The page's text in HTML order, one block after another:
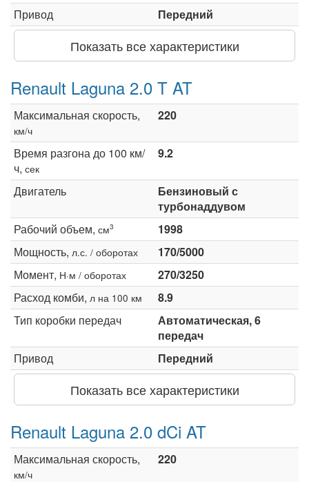
Привод
Передний
Показать все характеристики
Renault Laguna 2.0 T AT
Максимальная скорость,
км/ч
220
Время разгона до 100 км/
ч, сек
9.2
Двигатель
Бензиновый с
турбонаддувом
Рабочий объем, см3
1998
Мощность, л.с. / оборотах
170/5000
Момент, Н·м / оборотах
270/3250
Расход комби, л на 100 км
8.9
Тип коробки передач
Автоматическая, 6
передач
Привод
Передний
Показать все характеристики
Renault Laguna 2.0 dCi AT
Максимальная скорость,
км/ч
220